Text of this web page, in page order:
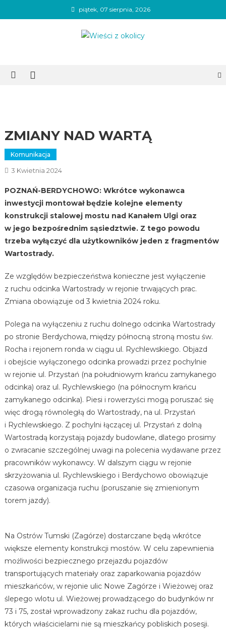
to
piątek, 07 sierpnia, 2026
ZMIANY NAD WARTĄ
Komunikacja
3 Kwietnia 2024
POZNAŃ-BERDYCHOWO: Wkrótce wykonawca
inwestycji montował będzie kolejne elementy
konstrukcji stalowej mostu nad Kanałem Ulgi oraz
w jego bezpośrednim sąsiedztwie. Z tego powodu
trzeba wyłączyć dla użytkowników jeden z fragmentów
Wartostrady.
Ze względów bezpieczeństwa konieczne jest wyłączenie
z ruchu odcinka Wartostrady w rejonie trwających prac.
Zmiana obowiązuje od 3 kwietnia 2024 roku.
Polega na wyłączeniu z ruchu dolnego odcinka Wartostrady
po stronie Berdychowa, między północną stroną mostu św.
Rocha i rejonem ronda w ciągu ul. Rychlewskiego. Objazd
i obejście wyłączonego odcinka prowadzi przez pochylnie
w rejonie ul. Przystań (na południowym krańcu zamykanego
odcinka) oraz ul. Rychlewskiego (na północnym krańcu
zamykanego odcinka). Piesi i rowerzyści mogą poruszać się
więc drogą równoległą do Wartostrady, na ul. Przystań
i Rychlewskiego. Z pochylni łączącej ul. Przystań z dolną
Wartostradą korzystają pojazdy budowlane, dlatego prosimy
o zwracanie szczególnej uwagi na polecenia wydawane przez
pracowników wykonawcy. W dalszym ciągu w rejonie
skrzyżowania ul. Rychlewskiego i Berdychowo obowiązuje
czasowa organizacja ruchu (poruszanie się zmienionym
torem jazdy).
Na Ostrów Tumski (Zagórze) dostarczane będą wkrótce
większe elementy konstrukcji mostów. W celu zapewnienia
możliwości bezpiecznego przejazdu pojazdów
transportujących materiały oraz zaparkowania pojazdów
mieszkańców, w rejonie ulic Nowe Zagórze i Wieżowej oraz
ślepego wlotu ul. Wieżowej prowadzącego do budynków nr
73 i 75, został wprowadzony zakaz ruchu dla pojazdów,
których właścicielami nie są mieszkańcy pobliskich posesji.